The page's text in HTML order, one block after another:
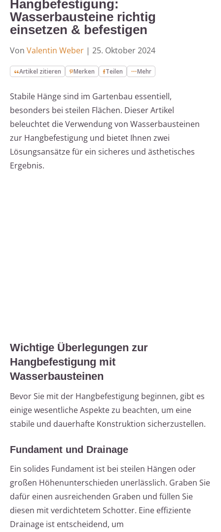
Hangbefestigung:
Wasserbausteine richtig
einsetzen & befestigen
Von Valentin Weber | 25. Oktober 2024
Artikel zitieren Merken Teilen Mehr
Stabile Hänge sind im Gartenbau essentiell,
besonders bei steilen Flächen. Dieser Artikel
beleuchtet die Verwendung von Wasserbausteinen
zur Hangbefestigung und bietet Ihnen zwei
Lösungsansätze für ein sicheres und ästhetisches
Ergebnis.
Wichtige Überlegungen zur
Hangbefestigung mit
Wasserbausteinen
Bevor Sie mit der Hangbefestigung beginnen, gibt es
einige wesentliche Aspekte zu beachten, um eine
stabile und dauerhafte Konstruktion sicherzustellen.
Fundament und Drainage
Ein solides Fundament ist bei steilen Hängen oder
großen Höhenunterschieden unerlässlich. Graben Sie
dafür einen ausreichenden Graben und füllen Sie
diesen mit verdichtetem Schotter. Eine effiziente
Drainage ist entscheidend, um